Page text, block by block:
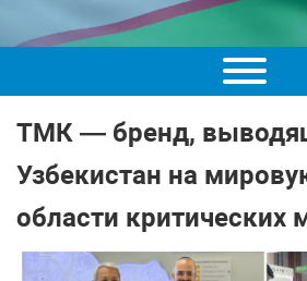
ТМК — бренд,
Узбекистан на
области критических